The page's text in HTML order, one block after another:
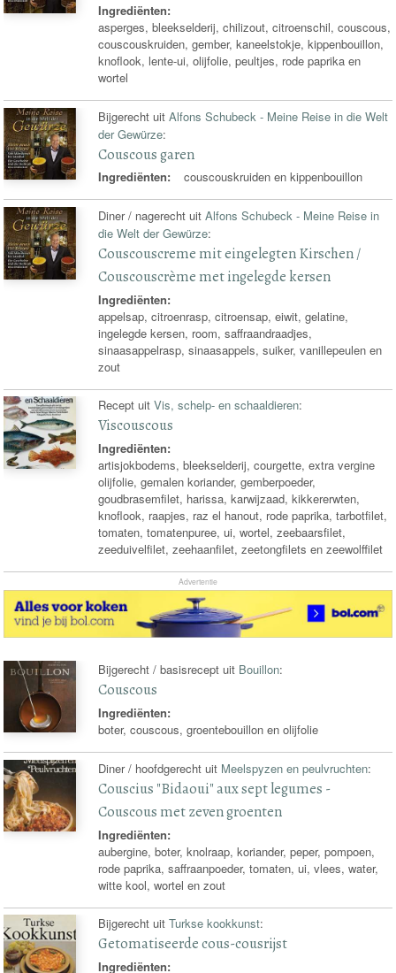
Ingrediënten:
asperges, bleekselderij, chilizout, citroenschil, couscous,
couscouskruiden, gember, kaneelstokje, kippenbouillon,
knoflook, lente-ui, olijfolie, peultjes, rode paprika en
wortel
Bijgerecht uitAlfons Schubeck - Meine Reise in die Welt
der Gewürze:
Couscous garen
Ingrediënten: couscouskruiden en kippenbouillon
Diner / nagerecht uitAlfons Schubeck - Meine Reise in
die Welt der Gewürze:
Couscouscreme mit eingelegten Kirschen /
Couscouscrème met ingelegde kersen
Ingrediënten:
appelsap, citroenrasp, citroensap, eiwit, gelatine,
ingelegde kersen, room, saffraandraadjes,
sinaasappelrasp, sinaasappels, suiker, vanillepeulen en
zout
Recept uitVis, schelp- en schaaldieren:
Viscouscous
Ingrediënten:
artisjokbodems, bleekselderij, courgette, extra vergine
olijfolie, gemalen koriander, gemberpoeder,
goudbrasemfilet, harissa, karwijzaad, kikkererwten,
knoflook, raapjes, raz el hanout, rode paprika, tarbotfilet,
tomaten, tomatenpuree, ui, wortel, zeebaarsfilet,
zeeduivelfilet, zeehaanfilet, zeetongfilets en zeewolffilet
Advertentie
Bijgerecht / basisrecept uit Bouillon:
Couscous
Ingrediënten:
boter, couscous, groentebouillon en olijfolie
Diner / hoofdgerecht uit Meelspyzen en peulvruchten:
Couscius "Bidaoui" aux sept legumes -
Couscous met zeven groenten
Ingrediënten:
aubergine, boter, knolraap, koriander, peper, pompoen,
rode paprika, saffraanpoeder, tomaten, ui, vlees, water,
witte kool, wortel en zout
Bijgerecht uitTurkse kookkunst:
Getomatiseerde cous-cousrijst
Ingrediënten: